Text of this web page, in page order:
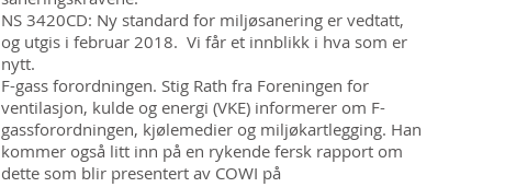
NS 3420CD: Ny standard for miljøsanering er vedtatt,
og utgis i februar 2018. Vi får et innblikk i hva som er
nytt.
F-gass forordningen. Stig Rath fra Foreningen for
ventilasjon, kulde og energi (VKE) informerer om F-
gassforordningen, kjølemedier og miljøkartlegging. Han
kommer også litt inn på en rykende fersk rapport om
dette som blir presentert av COWI på